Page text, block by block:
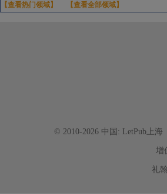
【查看热门领域】 【查看全部领域】
© 2010-2026 中国: LetPub上海
增
礼